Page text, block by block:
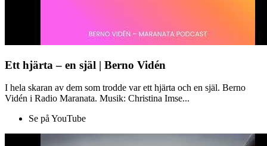
Ett hjärta – en själ | Berno Vidén
I hela skaran av dem som trodde var ett hjärta och en själ. Berno
Vidén i Radio Maranata. Musik: Christina Imse...
Se på YouTube